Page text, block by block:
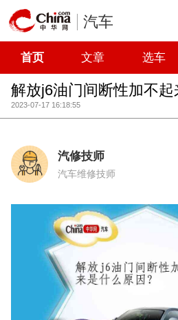
汽车
首页 文章 选车
解放j6油门间断性加不起
2023-07-17 16:18:55
汽修技师
汽车维修技师